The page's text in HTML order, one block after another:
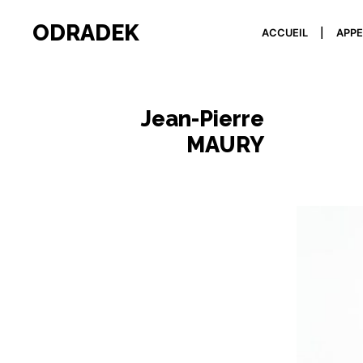
ODRADEK ACCUEIL
Jean-Pierre
MAURY